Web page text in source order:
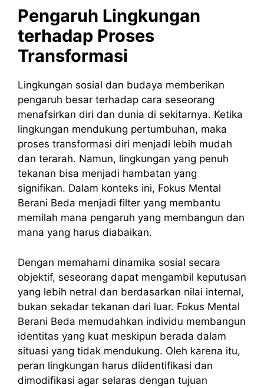
Pengaruh Lingkungan
terhadap Proses
Transformasi
Lingkungan sosial dan budaya memberikan
pengaruh besar terhadap cara seseorang
menafsirkan diri dan dunia di sekitarnya. Ketika
lingkungan mendukung pertumbuhan, maka
proses transformasi diri menjadi lebih mudah
dan terarah. Namun, lingkungan yang penuh
tekanan bisa menjadi hambatan yang
signifikan. Dalam konteks ini, Fokus Mental
Berani Beda menjadi filter yang membantu
memilah mana pengaruh yang membangun dan
mana yang harus diabaikan.
Dengan memahami dinamika sosial secara
objektif, seseorang dapat mengambil keputusan
yang lebih netral dan berdasarkan nilai internal,
bukan sekadar tekanan dari luar. Fokus Mental
Berani Beda memudahkan individu membangun
identitas yang kuat meskipun berada dalam
situasi yang tidak mendukung. Oleh karena itu,
peran lingkungan harus diidentifikasi dan
dimodifikasi agar selaras dengan tujuan